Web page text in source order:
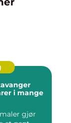
i mange
gjør